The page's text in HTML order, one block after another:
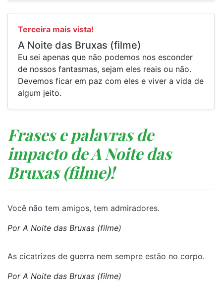
Terceira mais vista!
A Noite das Bruxas (filme)
⁠Eu sei apenas que não podemos nos esconder
de nossos fantasmas, sejam eles reais ou não.
Devemos ficar em paz com eles e viver a vida de
algum jeito.
Frases e palavras de
impacto de A Noite das
Bruxas (filme)!
Você não tem amigos, tem admiradores.
Por A Noite das Bruxas (filme)
As cicatrizes de guerra nem sempre estão no corpo.
Por A Noite das Bruxas (filme)